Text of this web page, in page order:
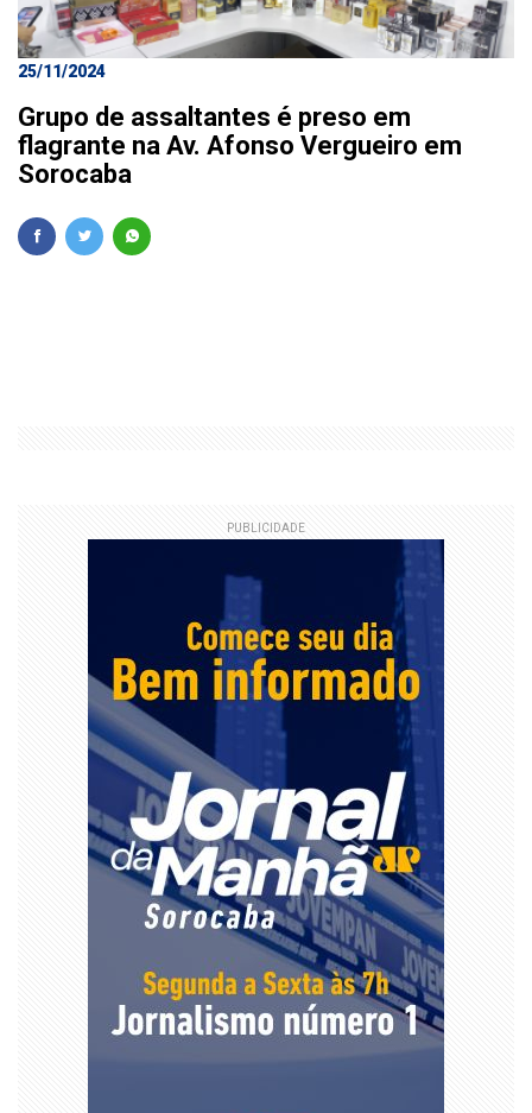
25/11/2024
Grupo de assaltantes é preso em
flagrante na Av. Afonso Vergueiro em
Sorocaba
PUBLICIDADE